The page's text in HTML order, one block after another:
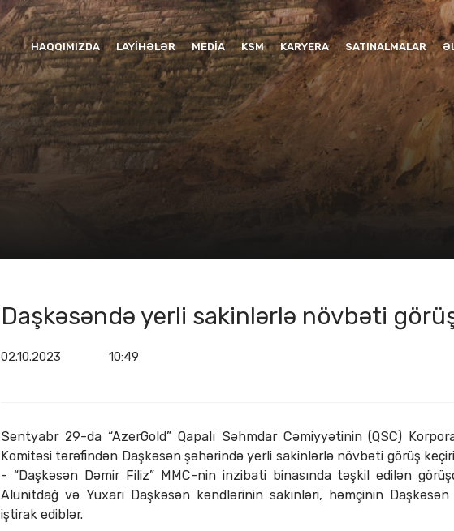
HAQQIMIZDA LAYIHƏLƏR MEDIA KSM KARYERA SATINALMALAR
Daşkəsəndə yerli sakinlərlə növbəti
02.10.2023 10:49
Sentyabr 29-da “AzerGold” Qapalı Səhmdar Cəmiyyətinin (QSC)
Komitəsi tərəfindən Daşkəsən şəhərində yerli sakinlərlə növbəti görüş
- “Daşkəsən Dəmir Filiz” MMC-nin inzibati binasında təşkil edilən
Alunitdağ və Yuxarı Daşkəsən kəndlərinin sakinləri, həmçinin
iştirak ediblər.